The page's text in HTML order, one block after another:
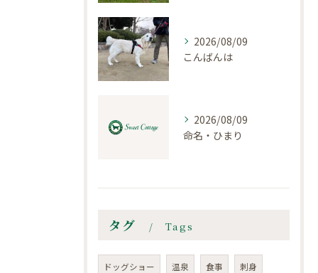
2026/08/09
こんばんは
2026/08/09
命名・ひまり
タグ Tags
ドッグショー 温泉 食事 刺身